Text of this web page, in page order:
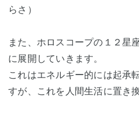
らさ）
また、ホロスコープの１２
に展開していきます。
これはエネルギー的には起承
すが、これを人間生活に置き